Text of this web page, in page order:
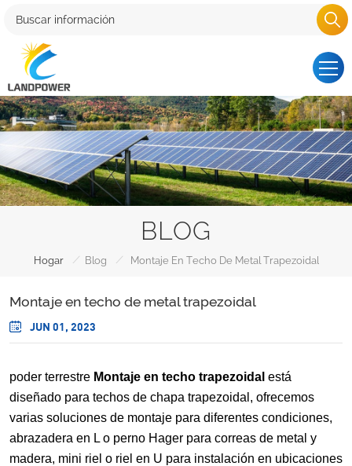
BLOG
Hogar / Blog / Montaje En Techo De Metal Trapezoidal
Montaje en techo de metal trapezoidal
JUN 01, 2023
poder terrestre Montaje en techo trapezoidal está
diseñado para techos de chapa trapezoidal, ofrecemos
varias soluciones de montaje para diferentes condiciones,
abrazadera en L o perno Hager para correas de metal y
madera, mini riel o riel en U para instalación en ubicaciones